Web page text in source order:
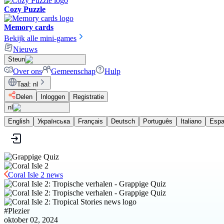
Cozy Puzzle
Memory cards
Bekijk alle mini-games
Nieuws
Steun
Over ons Gemeenschap Hulp
Taal : nl
Delen
Inloggen
Registratie
nl
English
Українська Français Deutsch Português Italiano
Coral Isle 2 news
#Plezier
oktober 02, 2024